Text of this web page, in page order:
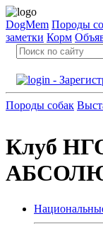
DogMem Породы
заметки Корм
Породы собак
Клуб